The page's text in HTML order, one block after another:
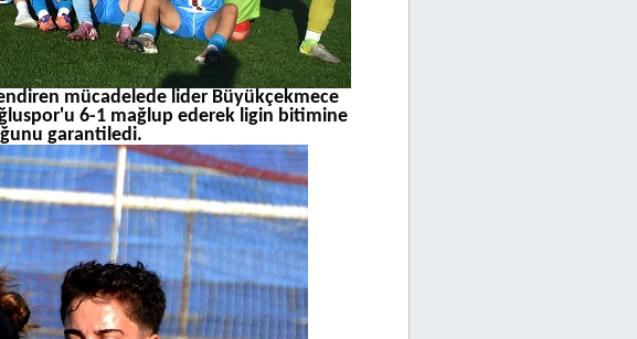
mücadelede lider Büyükçekmece
6-1 mağlup ederek ligin bitimine
garantiledi.